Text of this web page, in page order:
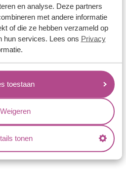
en analyse. Deze partners
met andere informatie
of die ze hebben verzameld op
hun services. Lees ons Privacy
toestaan
Weigeren
tonen